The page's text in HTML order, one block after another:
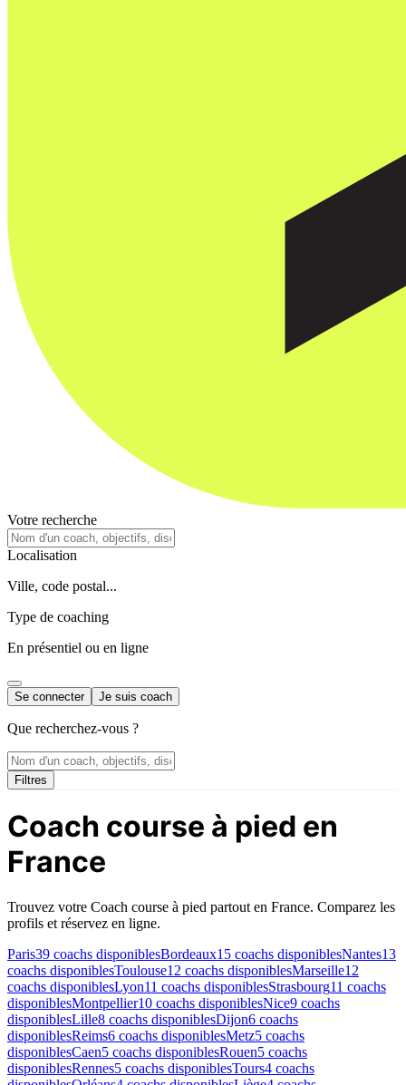
Votre recherche
Localisation
Ville, code postal...
Type de coaching
En présentiel ou en ligne
Se connecter Je suis coach
Que recherchez-vous ?
Filtres
Coach course à pied en
France
Trouvez votre Coach course à pied partout en France. Comparez les
profils et réservez en ligne.
Paris39 coachs disponiblesBordeaux15 coachs disponiblesNantes13
coachs disponiblesToulouse12 coachs disponiblesMarseille12
coachs disponiblesLyon11 coachs disponiblesStrasbourg11 coachs
disponiblesMontpellier10 coachs disponiblesNice9 coachs
disponiblesLille8 coachs disponiblesDijon6 coachs
disponiblesReims6 coachs disponiblesMetz5 coachs
disponiblesCaen5 coachs disponiblesRouen5 coachs
disponiblesRennes5 coachs disponiblesTours4 coachs